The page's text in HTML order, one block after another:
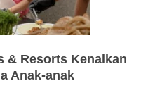
& Resorts Kenalkan
Anak-anak